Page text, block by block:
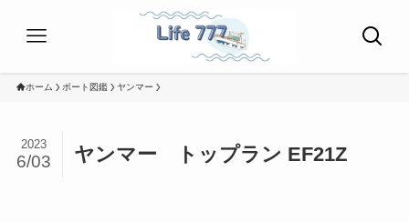
ホーム ボート図鑑 ヤンマー
ヤンマー トップラン EF21Z
2023
6/03